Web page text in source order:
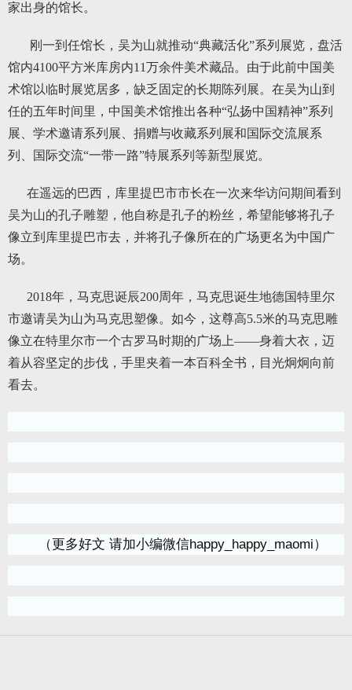
家出身的馆长。
刚一到任馆长，吴为山就推动“典藏活化”系列展览，盘活
馆内4100平方米库房内11万余件美术藏品。由于此前中国美
术馆以临时展览居多，缺乏固定的长期陈列展。在吴为山到
任的五年时间里，中国美术馆推出各种“弘扬中国精神”系列
展、学术邀请系列展、捐赠与收藏系列展和国际交流展系
列、国际交流“一带一路”特展系列等新型展览。
在遥远的巴西，库里提巴市市长在一次来华访问期间看到
吴为山的孔子雕塑，他自称是孔子的粉丝，希望能够将孔子
像立到库里提巴市去，并将孔子像所在的广场更名为中国广
场。
2018年，马克思诞辰200周年，马克思诞生地德国特里尔
市邀请吴为山为马克思塑像。如今，这尊高5.5米的马克思雕
像立在特里尔市一个古罗马时期的广场上——身着大衣，迈
着从容坚定的步伐，手里夹着一本百科全书，目光炯炯向前
看去。
（更多好文 请加小编微信happy_happy_maomi）